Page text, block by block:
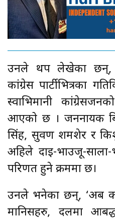
उनले थप लेखेका छन्,
कांग्रेस पार्टीभित्रका
स्वाभिमानी
आएको छ । जननायक
सिंह, सुवर्ण शमशेर र
अहिले दाइ-भाउजू-
परिणत हुने क्रममा छ।
उनले भनेका छन्, ‘अब
मानिसहरु, दलमा